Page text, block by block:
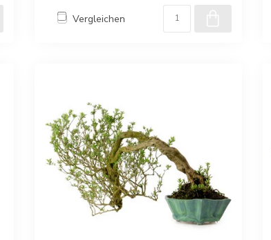
Vergleichen